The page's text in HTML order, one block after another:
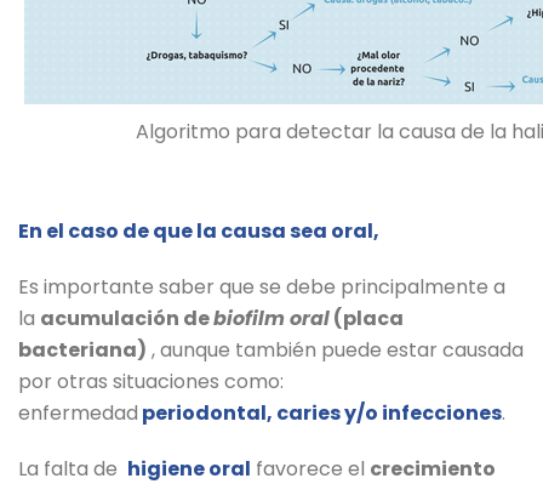
Algoritmo para detectar la causa de la
En el caso de que la causa sea oral,
Es importante saber que se debe principalmente a
la acumulación debiofilm oral(placa
bacteriana) , aunque también puede estar causada
por otras situaciones como:
enfermedad periodontal, caries y/o infecciones.
La falta de higiene oral favorece el crecimiento